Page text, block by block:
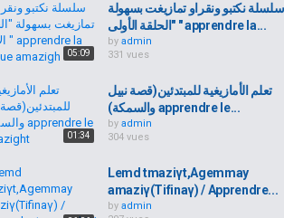
05:09
سلسلة نكتبو ونقراو تمازيغت بسهولة
"الحلقة الأولى " apprendre la...
by admin
331 vues
01:34
تعلم الأمازيغية للمبتدئين(قصة نبيل
والسمكة) apprendre le...
by admin
304 vues
Lemd tmaziγt,Agemmay
amaziγ(Tifinaγ) / Apprendre...
by admin